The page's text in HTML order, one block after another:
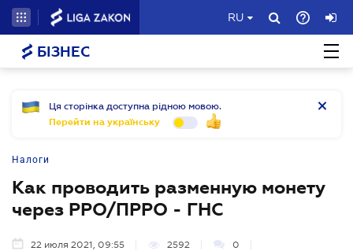
RU
БІЗНЕС
Ця сторінка доступна рідною мовою.
Перейти на українську
Налоги
Как проводить разменную монету
через РРО/ПРРО - ГНС
22 июля 2021, 09:55 2592 0